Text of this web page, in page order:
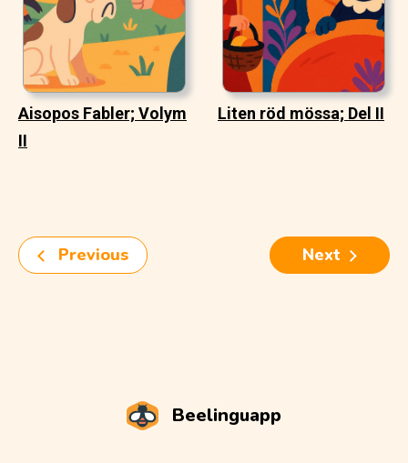
Aisopos Fabler; Volym
II
Liten röd mössa; Del II
Next
Previous
Beelinguapp